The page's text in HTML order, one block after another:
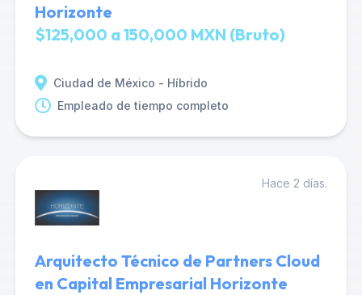
Horizonte
$125,000 a 150,000 MXN (Bruto)
Ciudad de México - Híbrido
Empleado de tiempo completo
Hace 2 días.
Arquitecto Técnico de Partners Cloud
en Capital Empresarial Horizonte